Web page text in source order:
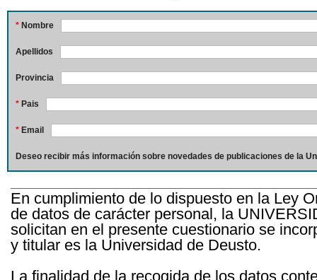
* Nombre
Apellidos
Provincia
* Pais
* Email
Deseo recibir más información sobre novedades de publicaciones de la
En cumplimiento de lo dispuesto en la Ley
de datos de carácter personal, la
solicitan en el presente cuestionario se
y titular es la Universidad de Deusto.
La finalidad de la recogida de los datos